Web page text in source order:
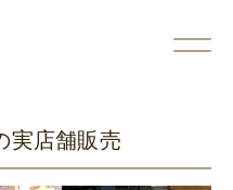
実店舗販売